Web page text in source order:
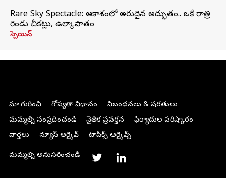
Rare Sky Spectacle: ఆకాశంలో అరుదైన అద్భుతం.. ఒకే రాత్రి
రెండు చీకట్లు, ఉల్కాపాతం
స్పెయిన్
మా గురించి గోప్యతా విధానం
నిబంధనలు & షరతులు
మమ్మల్ని సంప్రదించండి
నైతిక ప్రవర్తన
ఫిర్యాదుల పరిష్కారం
వార్తలు
న్యూస్ ఆర్కైవ్ టాపిక్స్ ఆర్కైవ్స్
మమ్మల్ని అనుసరించండి